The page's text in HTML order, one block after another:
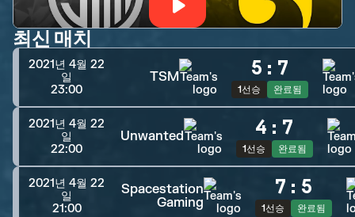
최신 매치
2021년 4월 22
일
23:00
TSM 5 : 7
1선승 완료됨
2021년 4월 22
일
22:00
Unwanted 4 : 7
1선승 완료됨
2021년 4월 22
일
21:00
Spacestation
Gaming
7 : 5
1선승 완료됨